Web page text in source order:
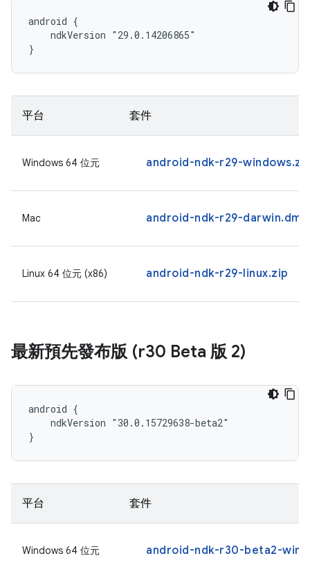
android {
    ndkVersion "29.0.14206865"
}
平台 套件
Windows 64 位元 android-ndk-r29-
Mac android-ndk-r29-darwin.dmg
Linux 64 位元 (x86) android-ndk-r29-linux.zip
最新預先發布版 (r30 Beta 版 2)
android {
    ndkVersion "30.0.15729638-beta2"
}
平台 套件
Windows 64 位元 android-ndk-r30-beta2-